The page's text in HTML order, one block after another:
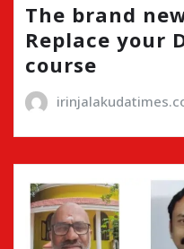
The brand
Replace your
course